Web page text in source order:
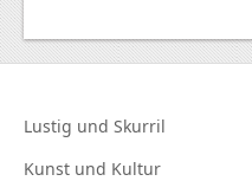
Lustig und Skurril
Kunst und Kultur